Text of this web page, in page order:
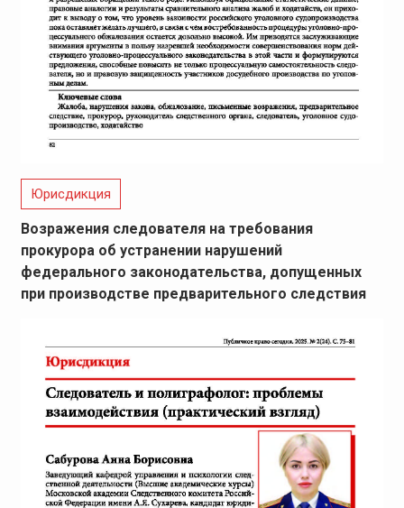
Юрисдикция
Возражения следователя на требования
прокурора об устранении нарушений
федерального законодательства, допущенных
при производстве предварительного следствия